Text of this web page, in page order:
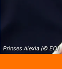
Prinses Alexia (© EO)